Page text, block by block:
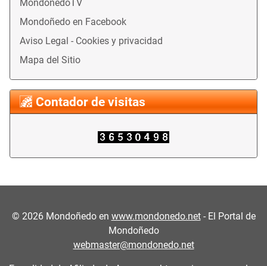
MondoñedoTV
Mondoñedo en Facebook
Aviso Legal - Cookies y privacidad
Mapa del Sitio
Contador de visitas
© 2026Mondoñedo en www.mondonedo.net- El Portal de
Mondoñedo
webmaster@mondonedo.net